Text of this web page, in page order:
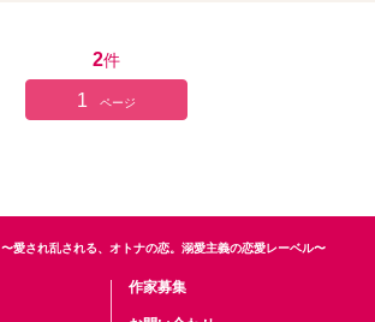
2件
1 ページ
〜愛され乱される、オトナの恋。溺愛主義の恋愛レーベル〜
作家募集